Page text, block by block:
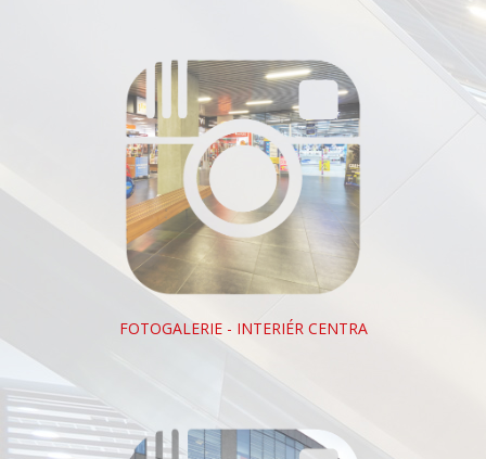
FOTOGALERIE - INTERIÉR CENTRA